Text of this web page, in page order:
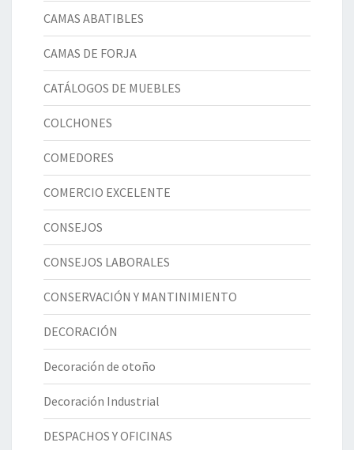
CAMAS ABATIBLES
CAMAS DE FORJA
CATÁLOGOS DE MUEBLES
COLCHONES
COMEDORES
COMERCIO EXCELENTE
CONSEJOS
CONSEJOS LABORALES
CONSERVACIÓN Y MANTINIMIENTO
DECORACIÓN
Decoración de otoño
Decoración Industrial
DESPACHOS Y OFICINAS